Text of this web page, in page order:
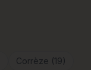
Corrèze (19)